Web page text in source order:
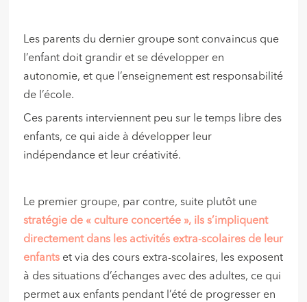
Les parents du dernier groupe sont convaincus que
l’enfant doit grandir et se développer en
autonomie, et que l’enseignement est responsabilité
de l’école.
Ces parents interviennent peu sur le temps libre des
enfants, ce qui aide à développer leur
indépendance et leur créativité.
Le premier groupe, par contre, suite plutôt une
stratégie de « culture concertée », ils s’impliquent
directement dans les activités extra-scolaires de leur
enfants et via des cours extra-scolaires, les exposent
à des situations d’échanges avec des adultes, ce qui
permet aux enfants pendant l’été de progresser en